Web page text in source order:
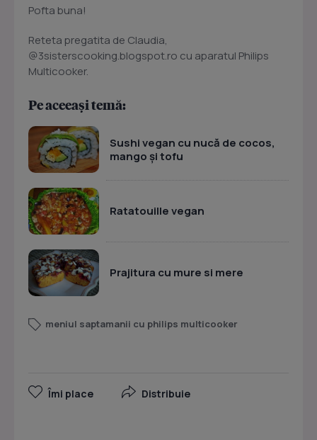
Pofta buna!
Reteta pregatita de Claudia,
@3sisterscooking.blogspot.ro cu aparatul Philips
Multicooker.
Pe aceeași temă:
Sushi vegan cu nucă de cocos,
mango şi tofu
Ratatouille vegan
Prajitura cu mure si mere
meniul saptamanii cu philips multicooker
Îmi place Distribuie